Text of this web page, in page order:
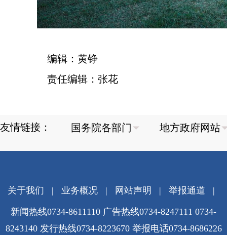
编辑：黄铮
责任编辑：张花
友情链接：
关于我们 | 业务概况| 网站声明 | 举报通道 |
新闻热线0734-8611110 广告热线0734-8247111 0734-
8243140 发行热线0734-8223670 举报电话0734-8686226